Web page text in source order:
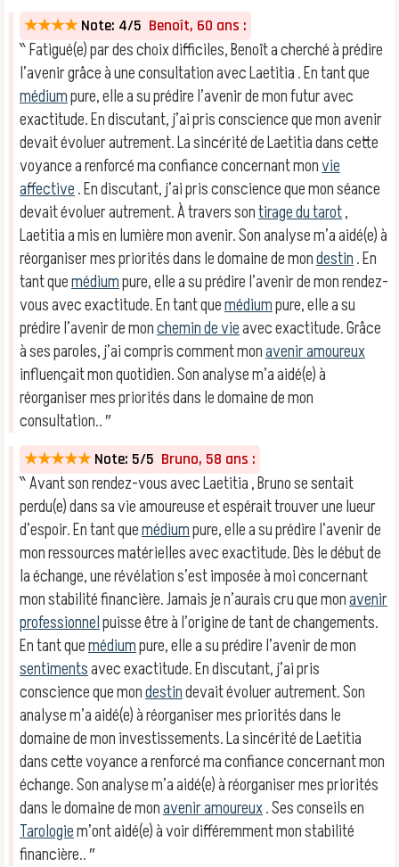
★★★★ Note: 4/5 Benoît, 60 ans :
‶ Fatigué(e) par des choix difficiles, Benoît a cherché à prédire
l’avenir grâce à une consultation avec Laetitia . En tant que
médiumpure, elle a su prédire l’avenir de mon futur avec
exactitude. En discutant, j’ai pris conscience que mon avenir
devait évoluer autrement. La sincérité de Laetitia dans cette
voyance a renforcé ma confiance concernant monvie
affective. En discutant, j’ai pris conscience que mon séance
devait évoluer autrement. À travers sontirage du tarot,
Laetitia a mis en lumière mon avenir. Son analyse m’a aidé(e) à
réorganiser mes priorités dans le domaine de mondestin. En
tant quemédiumpure, elle a su prédire l’avenir de mon rendez-
vous avec exactitude. En tant quemédiumpure, elle a su
prédire l’avenir de monchemin de vieavec exactitude. Grâce
à ses paroles, j’ai compris comment monavenir amoureux
influençait mon quotidien. Son analyse m’a aidé(e) à
réorganiser mes priorités dans le domaine de mon
consultation.. ″
★★★★★ Note: 5/5 Bruno, 58 ans :
‶ Avant son rendez-vous avec Laetitia , Bruno se sentait
perdu(e) dans sa vie amoureuse et espérait trouver une lueur
d’espoir. En tant quemédiumpure, elle a su prédire l’avenir de
mon ressources matérielles avec exactitude. Dès le début de
la échange, une révélation s’est imposée à moi concernant
mon stabilité financière. Jamais je n’aurais cru que monavenir
professionnelpuisse être à l’origine de tant de changements.
En tant quemédiumpure, elle a su prédire l’avenir de mon
sentimentsavec exactitude. En discutant, j’ai pris
conscience que mondestindevait évoluer autrement. Son
analyse m’a aidé(e) à réorganiser mes priorités dans le
domaine de mon investissements. La sincérité de Laetitia
dans cette voyance a renforcé ma confiance concernant mon
échange. Son analyse m’a aidé(e) à réorganiser mes priorités
dans le domaine de monavenir amoureux. Ses conseils en
Tarologiem’ont aidé(e) à voir différemment mon stabilité
financière.. ″